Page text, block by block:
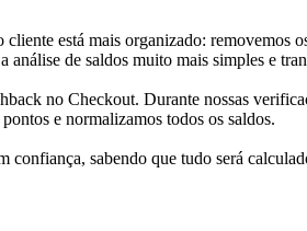
está mais organizado:
de saldos muito mais simples e
no Checkout. Durante nossas
e normalizamos todos os saldos.
confiança, sabendo que tudo será